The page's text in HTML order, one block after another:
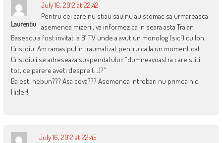
Laurentiu
July 16, 2012 at 22:42
Pentru cei care nu stiau sau nu au stomac sa urmareasca
asemenea mizerii, va informez ca in seara asta Traian
Basescu a fost invitat la B1 TV unde a avut un monolog (sic!) cu Ion
Cristoiu. Am ramas putin traumatizat pentru ca la un moment dat
Cristoiu i se adreseaza suspendatului: “dumneavoastra care stiti
tot, ce parere aveti despre (…)?”
Ba esti nebun??? Asa ceva??? Asemenea intrebari nu primea nici
Hitler!
July 16, 2012 at 22:45